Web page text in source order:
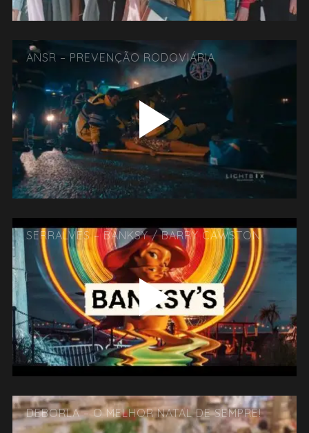
ANSR – PREVENÇÃO RODOVIÁRIA
SERRALVES – BANKSY / BARRY CAWSTON
DEBORLA – O MELHOR NATAL DE SEMPRE!